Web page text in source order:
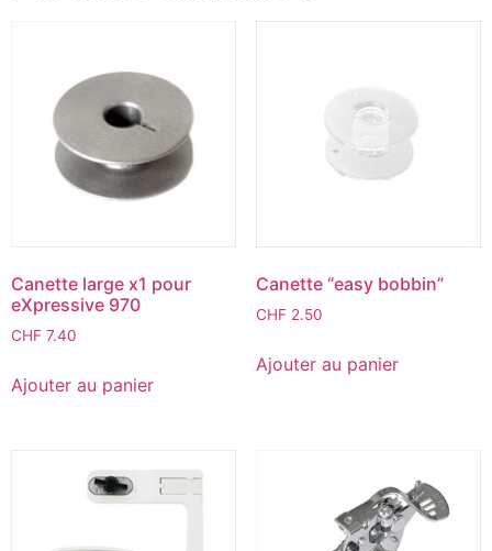
Canette large x1 pour
eXpressive 970
CHF 7.40
Ajouter au panier
Canette “easy bobbin”
CHF2.50
Ajouter au panier